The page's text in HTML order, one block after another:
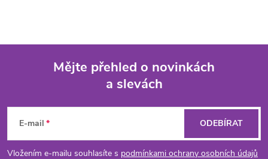
Mějte přehled o novinkách
a slevách
E-mail
Vložením e-mailu souhlasíte s podmínkami ochrany osobních údajů
ODEBÍRAT